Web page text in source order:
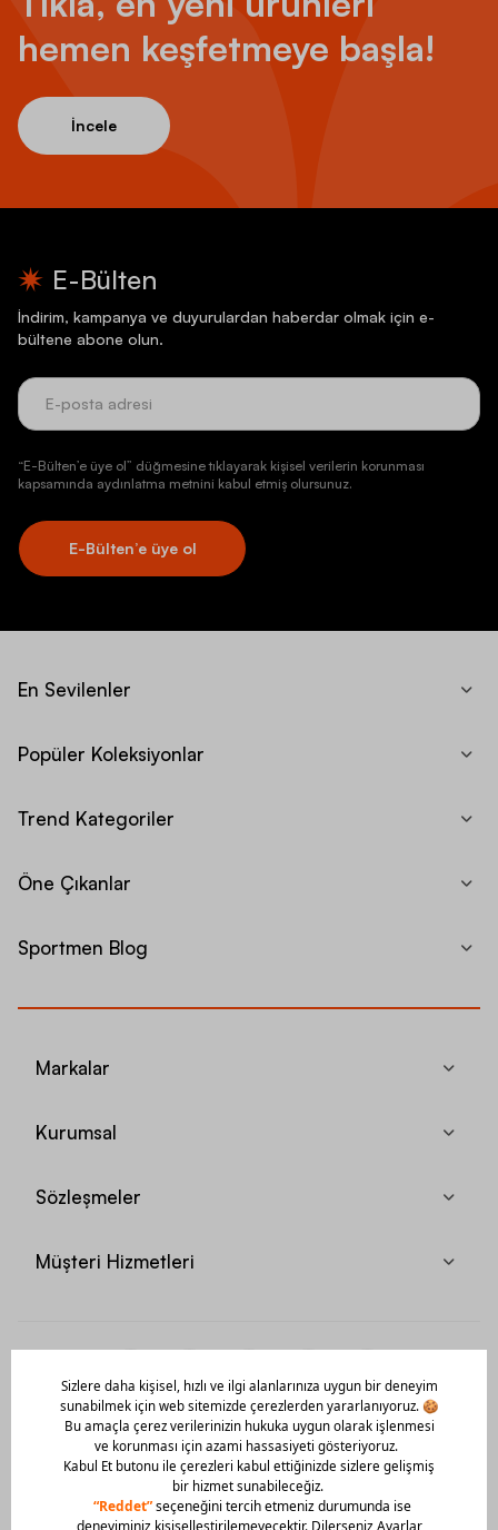
hemen keşfetmeye başla!
İncele
E-Bülten
İndirim, kampanya ve duyurulardan haberdar olmak için e-
bültene abone olun.
“E-Bülten’e üye ol” düğmesine tıklayarak kişisel verilerin korunması
kapsamında aydınlatma metnini kabul etmiş olursunuz.
E-Bülten’e üye ol
En Sevilenler
Popüler Koleksiyonlar
Trend Kategoriler
Öne Çıkanlar
Sportmen Blog
Markalar
Kurumsal
Sözleşmeler
Müşteri Hizmetleri
Mobil Uygulamamızı Hemen İndir!